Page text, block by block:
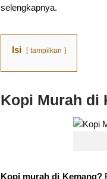
selengkapnya.
Isi tampilkan
Kopi Murah di
Kopi murah di Kemang?